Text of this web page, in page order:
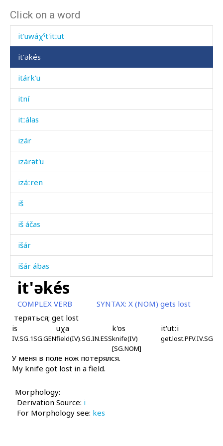
Click on a word
it'ás
it'uwáχˤt'itːut
it'əkés
itárk'u
itní
itːálas
izár
izárət'u
izáːren
iš
iš áčas
išár
išár ábas
išárkunnut
išárχmul
išíš
išk'ap'
išt'árap'
it'əkés
COMPLEX VERB SYNTAX: X (NOM) gets lost
теряться; get lost
is
IV.SG.1SG.GEN
uχa
field(IV).SG.IN.ESS
k'os
knife(IV)
[SG.NOM]
it'utːi
get.lost.PFV.IV.SG
У меня в поле нож потерялся.
My knife got lost in a field.
Morphology:
Derivation Source: i
For Morphology see: kes